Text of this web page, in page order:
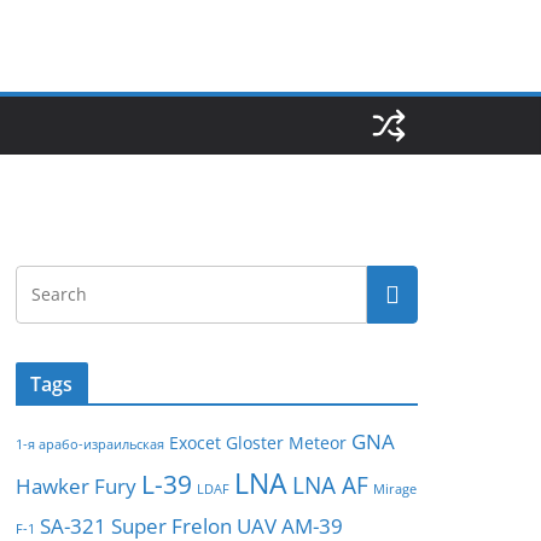
Tags
1-я арабо-израильская Exocet Gloster Meteor GNA
Hawker Fury L-39 LDAF LNA LNA AF Mirage
F-1 SA-321 Super Frelon UAVАМ-39